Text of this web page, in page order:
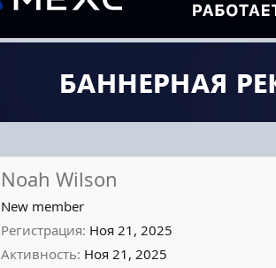
Noah Wilson
New member
Регистрация Ноя 21, 2025
Активность Ноя 21, 2025